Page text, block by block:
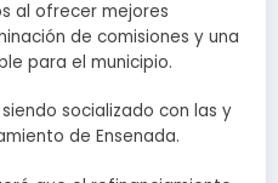
al ofrecer mejores
de comisiones y una
para el municipio.
socializado con las y
de Ensenada.